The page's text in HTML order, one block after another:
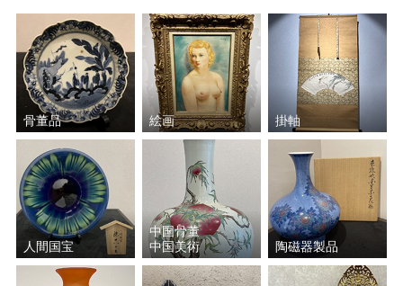
骨董品 絵画 掛軸
人間国宝
中国骨董
中国美術
陶磁器製品